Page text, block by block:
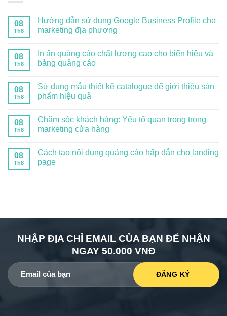
08
Th8
Hướng dẫn sử dụng Google Business Profile cho
marketing địa phương
08
Th8
In ấn quảng cáo chất lượng cao cho biển hiệu và
bảng quảng cáo
08
Th8
Sử dụng mẫu thiết kế catalogue để giới thiệu sản
phẩm hiệu quả
08
Th8
Chăm sóc khách hàng: Yếu tố quan trọng trong
marketing cửa hàng
08
Th8
Cách tạo nội dung quảng cáo hấp dẫn cho landing
page
NHẬP ĐỊA CHỈ EMAIL CỦA BẠN ĐỂ NHẬN
NGAY 50.000 VNĐ